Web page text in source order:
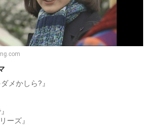
メかしら?』
ーズ』